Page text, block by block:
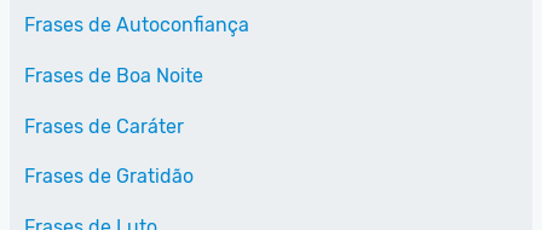
Frases de Autoconfiança
Frases de Boa Noite
Frases de Caráter
Frases de Gratidão